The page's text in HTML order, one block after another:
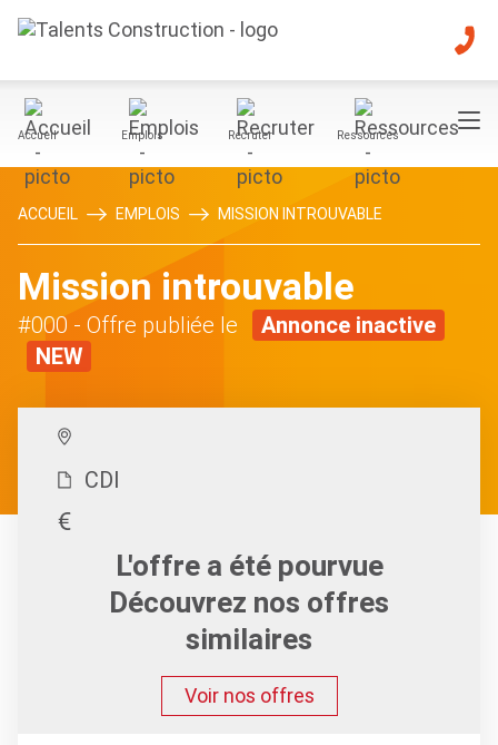
Accueil Emplois Recruter Ressources
ACCUEIL EMPLOIS MISSION INTROUVABLE
Mission introuvable
#000 - Offre publiée le
Annonce inactive
NEW
CDI
L'offre a été pourvue
Découvrez nos offres
similaires
Voir nos offres